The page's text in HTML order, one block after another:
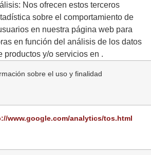
Nos ofrecen estos terceros
sobre el comportamiento de
en nuestra página web para
en función del análisis de los datos
productos y/o servicios en .
sobre el uso y finalidad
www.google.com/analytics/tos.html